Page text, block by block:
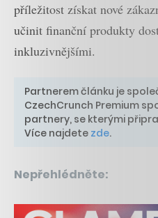
příležitost získat nové
učinit finanční produkty
inkluzivnějšími.
Partnerem článku je
CzechCrunch Premium
partnery, se kterými
Více najdete zde.
Nepřehlédněte: